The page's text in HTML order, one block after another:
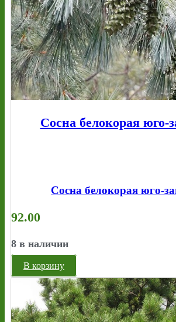
Сосна белокорая юго-
Сосна белокорая юго-
92.00
8 в наличии
В корзину